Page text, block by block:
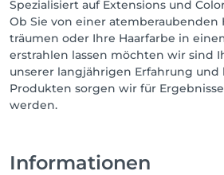
Spezialisiert auf Extensions und
Ob Sie von einer atemberaubenden
träumen oder Ihre Haarfarbe in
erstrahlen lassen möchten wir sind
unserer langjährigen Erfahrung
Produkten sorgen wir für
werden.
Informationen